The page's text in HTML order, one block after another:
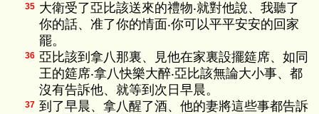
35 大衛受了亞比該送來的禮物‧就對他說、我聽了
你的話、准了你的情面‧你可以平平安安的回家
罷。
36 亞比該到拿八那裏、見他在家裏設擺筵席、如同
王的筵席‧拿八快樂大醉‧亞比該無論大小事、都
沒有告訴他、就等到次日早晨。
37 到了早晨、拿八醒了酒、他的妻將這些事都告訴